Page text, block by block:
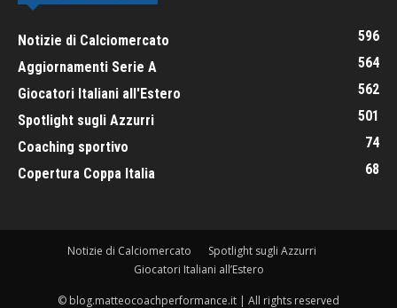
Notizie di Calciomercato
596
Aggiornamenti Serie A
564
Giocatori Italiani all'Estero
562
Spotlight sugli Azzurri
501
Coaching sportivo
74
Copertura Coppa Italia
68
Notizie di Calciomercato
Spotlight sugli Azzurri
Giocatori Italiani all’Estero
© blog.matteocoachperformance.it | All rights reserved